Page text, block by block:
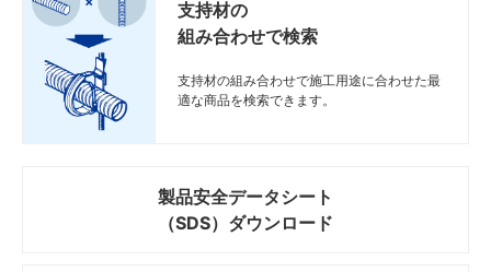
支持材の
組み合わせで検索
支持材の組み合わせで施工用途に合わせた最
適な商品を検索できます。
製品安全データシート
（SDS）ダウンロード